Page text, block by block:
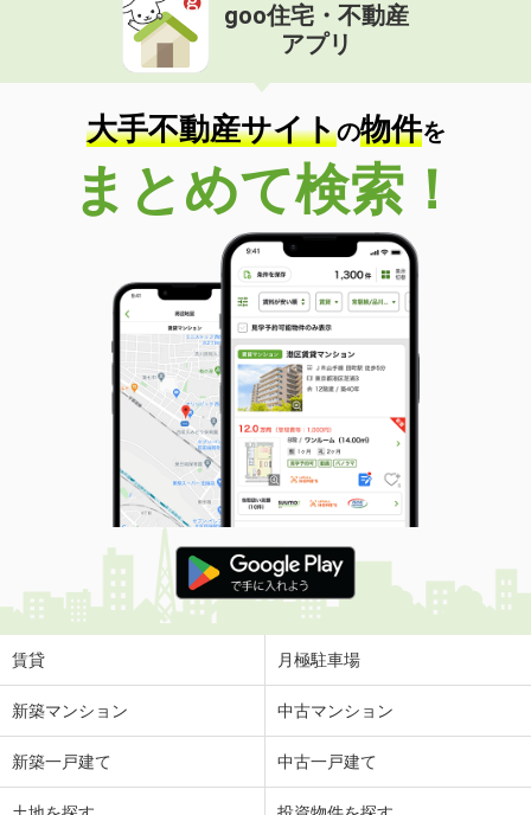
goo住宅・不動産
アプリ
大手不動産サイトの物件を
まとめて検索！
賃貸 月極駐車場
新築マンション 中古マンション
新築一戸建て 中古一戸建て